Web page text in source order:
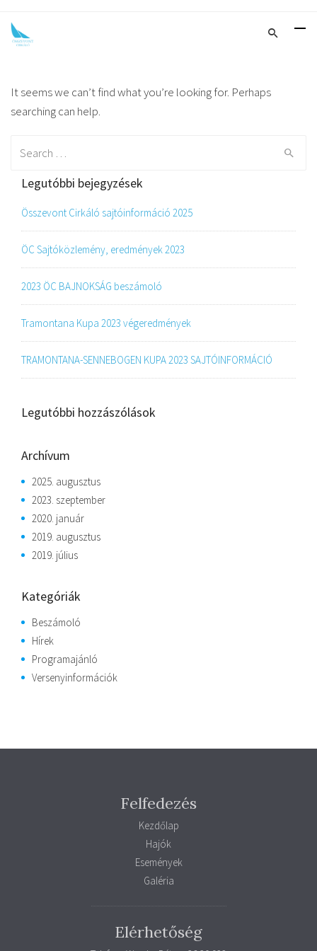
It seems we can’t find what you’re looking for. Perhaps
searching can help.
Legutóbbi bejegyzések
Összevont Cirkáló sajtóinformáció 2025
ÖC Sajtóközlemény, eredmények 2023
2023 ÖC BAJNOKSÁG beszámoló
Tramontana Kupa 2023 végeredmények
TRAMONTANA-SENNEBOGEN KUPA 2023 SAJTÓINFORMÁCIÓ
Legutóbbi hozzászólások
Archívum
2025. augusztus
2023. szeptember
2020. január
2019. augusztus
2019. július
Kategóriák
Beszámoló
Hírek
Programajánló
Versenyinformációk
Felfedezés
Kezdőlap
Hajók
Események
Galéria
Elérhetőség